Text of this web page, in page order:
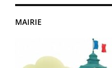
MAIRIE